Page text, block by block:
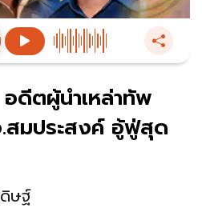
ดีตผู้นำเหล่าทัพ
มประสงค์ อู้ฟู่สุด
ษฐ์